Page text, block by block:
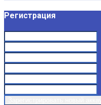
Регистрация